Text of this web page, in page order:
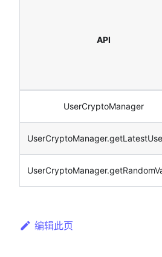
API
UserCryptoManager
编辑此页